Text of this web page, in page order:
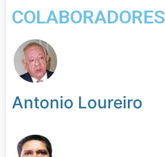
COLABORADORES
Antonio Loureiro